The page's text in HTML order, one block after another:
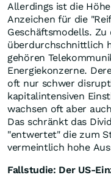
Allerdings ist die
Anzeichen für die
Geschäftsmodells.
überdurchschnittlich
gehören
Energiekonzerne.
oft nur schwer
kapitalintensiven
wachsen oft aber
Das schränkt das
"entwertet" die zum
vermeintlich hohe
Fallstudie: Der US-